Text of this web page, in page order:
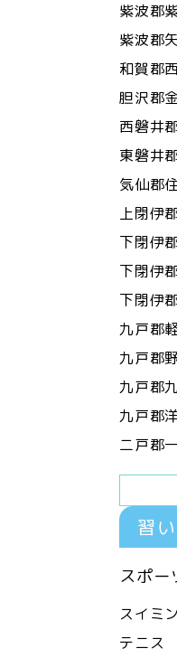
紫波郡
紫波郡
和賀郡
胆沢郡
西磐井
東磐井
気仙郡
上閉伊
下閉伊
下閉伊
下閉伊
九戸郡
九戸郡
九戸郡
九戸郡
二戸郡
習
スポー
スイミ
テニス